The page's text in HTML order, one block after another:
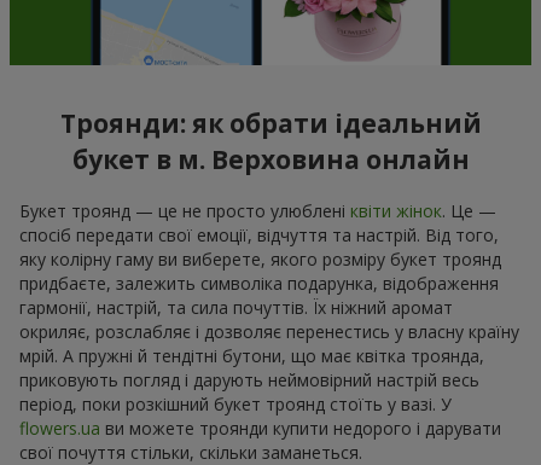
Троянди: як обрати ідеальний
букет в м. Верховина онлайн
Букет троянд — це не просто улюблені квіти жінок. Це —
спосіб передати свої емоції, відчуття та настрій. Від того,
яку колірну гаму ви виберете, якого розміру букет троянд
придбаєте, залежить символіка подарунка, відображення
гармонії, настрій, та сила почуттів. Їх ніжний аромат
окриляє, розслабляє і дозволяє перенестись у власну країну
мрій. А пружні й тендітні бутони, що має квітка троянда,
приковують погляд і дарують неймовірний настрій весь
період, поки розкішний букет троянд стоїть у вазі. У
flowers.ua ви можете троянди купити недорого і дарувати
свої почуття стільки, скільки заманеться.